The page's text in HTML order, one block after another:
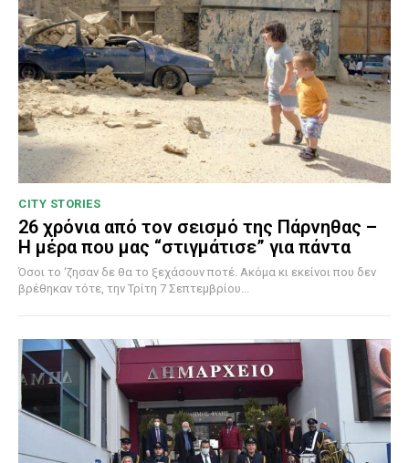
CITY STORIES
26 χρόνια από τον σεισμό της Πάρνηθας –
Η μέρα που μας “στιγμάτισε” για πάντα
Όσοι το ‘ζησαν δε θα το ξεχάσουν ποτέ. Ακόμα κι εκείνοι που δεν
βρέθηκαν τότε, την Τρίτη 7 Σεπτεμβρίου...